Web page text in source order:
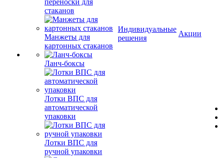
переноски для
стаканов
Манжеты для
картонных стаканов
Ланч-боксы
Лотки ВПС для
автоматической
упаковки
Лотки ВПС для
ручной упаковки
Индивидуальные
решения
Акции